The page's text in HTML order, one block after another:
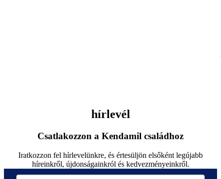
hírlevél
Csatlakozzon a Kendamil családhoz
Iratkozzon fel hírlevelünkre, és értesüljön elsőként legújabb
híreinkről, újdonságainkról és kedvezményeinkről.